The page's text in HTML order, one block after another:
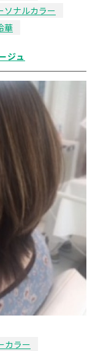
ソナルカラー
華
ジュ
カラー